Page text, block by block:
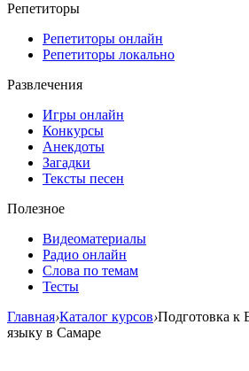
Репетиторы
Репетиторы онлайн
Репетиторы локально
Развлечения
Игры онлайн
Конкурсы
Анекдоты
Загадки
Тексты песен
Полезное
Видеоматериалы
Радио онлайн
Слова по темам
Тесты
Главная›Каталог курсов›Подготовка к
языку в Самаре